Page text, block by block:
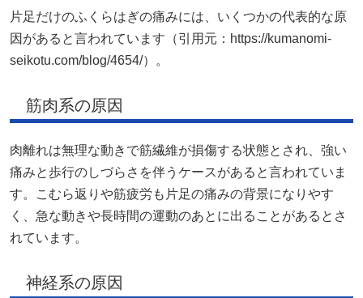
片足だけのふくらはぎの痛みには、いくつかの代表的な原
因があると言われています（引用元：https://kumanomi-
seikotu.com/blog/4654/）。
筋肉系の原因
肉離れは無理な動きで筋繊維が損傷する状態とされ、強い
痛みと歩行のしづらさを伴うケースがあると言われていま
す。こむら返りや筋疲労も片足の痛みの背景になりやす
く、急な動きや長時間の運動のあとに出ることがあるとさ
れています。
神経系の原因